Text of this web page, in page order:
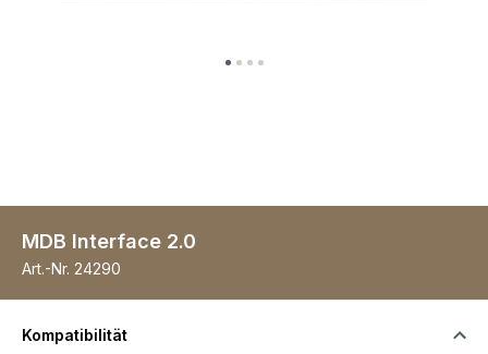
MDB Interface 2.0
Art.-Nr. 24290
Kompatibilität